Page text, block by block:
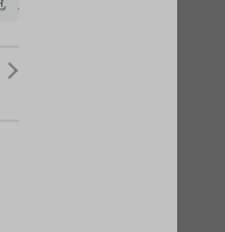
主力最新动向